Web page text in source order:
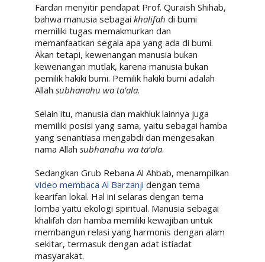
Fardan menyitir pendapat Prof. Quraish Shihab,
bahwa manusia sebagai khalifah di bumi
memiliki tugas memakmurkan dan
memanfaatkan segala apa yang ada di bumi.
Akan tetapi, kewenangan manusia bukan
kewenangan mutlak, karena manusia bukan
pemilik hakiki bumi. Pemilik hakiki bumi adalah
Allah subhanahu wa ta’ala.
Selain itu, manusia dan makhluk lainnya juga
memiliki posisi yang sama, yaitu sebagai hamba
yang senantiasa mengabdi dan mengesakan
nama Allah subhanahu wa ta’ala.
Sedangkan Grub Rebana Al Ahbab, menampilkan
video membaca Al Barzanji dengan tema
kearifan lokal. Hal ini selaras dengan tema
lomba yaitu ekologi spiritual. Manusia sebagai
khalifah dan hamba memiliki kewajiban untuk
membangun relasi yang harmonis dengan alam
sekitar, termasuk dengan adat istiadat
masyarakat.